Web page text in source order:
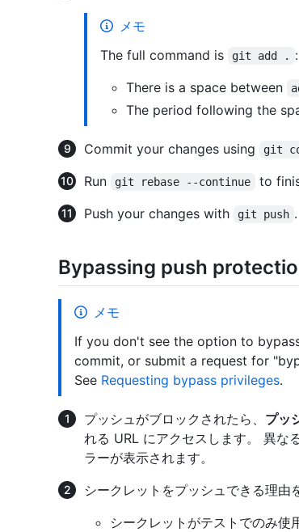
メモ
The full command is
git add .
:
There is a space between
The period following the
Commit your changes using git
Run
git rebase --continue
to
Push your changes with
git push .
Bypassing push
メモ
If you don't see the option to
commit, or submit a request for
See Requesting bypass privileges.
プッシュがブロックされたら、 プッ
れる URL にアクセスします。 異な
ラーが表示されます。
シークレットをプッシュできる理由
シークレットがテストでのみ使